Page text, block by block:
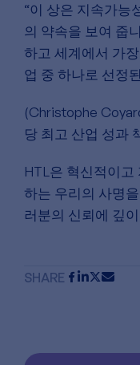
“이 상은 지속가능
의 약속을 보여 줍
하고 세계에서 가장
업 중 하나로 선정된
(Christophe
당 최고 산업 성과
HTL은 혁신적이고
하는 우리의 사명을
러분의 신뢰에 깊이
SHARE